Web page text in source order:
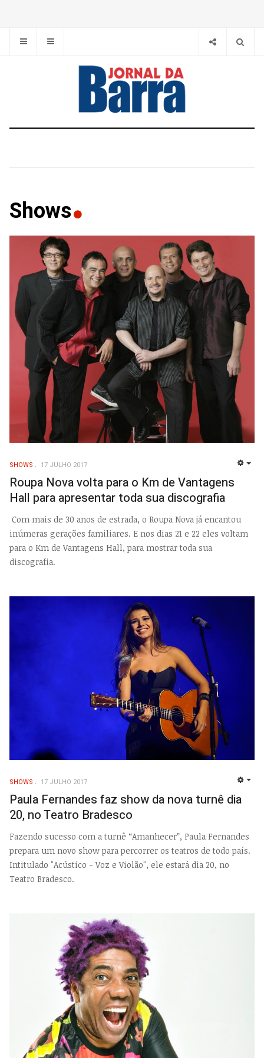
Shows
SHOWS 17 JULHO 2017
Roupa Nova volta para o Km de Vantagens
Hall para apresentar toda sua discografia
Com mais de 30 anos de estrada, o Roupa Nova já encantou
inúmeras gerações familiares. E nos dias 21 e 22 eles voltam
para o Km de Vantagens Hall, para mostrar toda sua
discografia.
SHOWS 17 JULHO 2017
Paula Fernandes faz show da nova turnê dia
20, no Teatro Bradesco
Fazendo sucesso com a turnê “Amanhecer”, Paula Fernandes
prepara um novo show para percorrer os teatros de todo país.
Intitulado "Acústico - Voz e Violão", ele estará dia 20, no
Teatro Bradesco.